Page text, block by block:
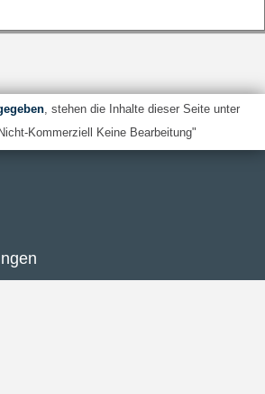
, stehen die Inhalte dieser Seite unter